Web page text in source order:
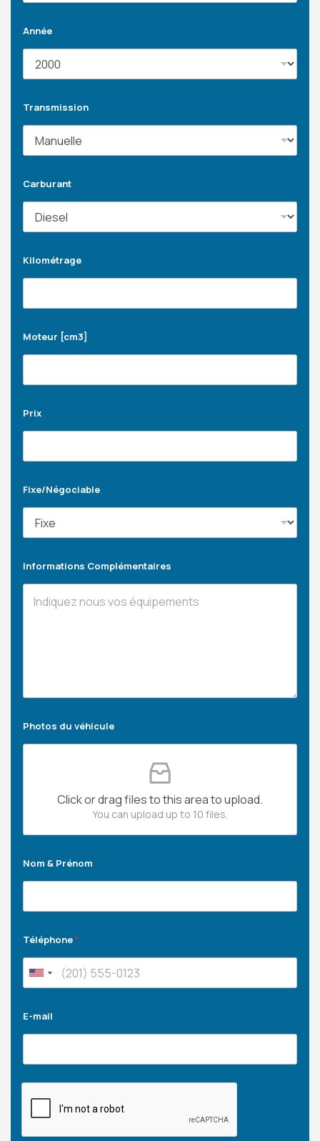
Année
Transmission
Carburant
Kilométrage
Moteur [cm3]
Prix
Fixe/Négociable
Informations Complémentaires
Photos du véhicule
Click or drag files to this area to upload.
You can upload up to 10 files.
Nom & Prénom
Téléphone*
E-mail